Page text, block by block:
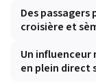
Des
croisière et
Un
en plein direct